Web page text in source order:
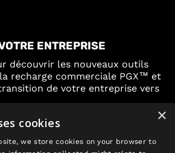
ENTREPRISE
découvrir les nouveaux outils
recharge commerciale PGX™ et
de votre entreprise vers
×
cookies
we store cookies on your browser to